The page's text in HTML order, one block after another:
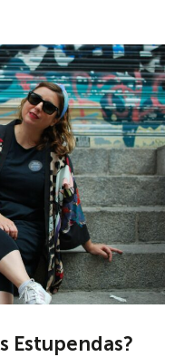
Estupendas?